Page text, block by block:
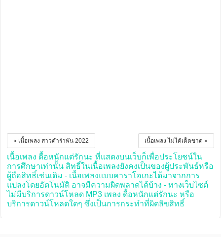
เนื้อเพลง ไม่ได้เด็ดขาด »
« เนื้อเพลง สาวดำรำพัน 2022
เนื้อเพลง ดื้อหนักแต่รักนะ ที่แสดงบนเว็บก็เพื่อประโยชน์ใน
การศึกษาเท่านั้น สิทธิ์ในเนื้อเพลงยังคงเป็นของผู้ประพันธ์หรือ
ผู้ถือสิทธิ์เช่นเดิม - เนื้อเพลงแบบคาราโอเกะได้มาจากการ
แปลงโดยอัตโนมัติ อาจมีความผิดพลาดได้บ้าง - ทางเว็บไซต์
ไม่มีบริการดาวน์โหลด MP3 เพลง ดื้อหนักแต่รักนะ หรือ
บริการดาวน์โหลดใดๆ ซึ่งเป็นการกระทำที่ผิดลิขสิทธิ์